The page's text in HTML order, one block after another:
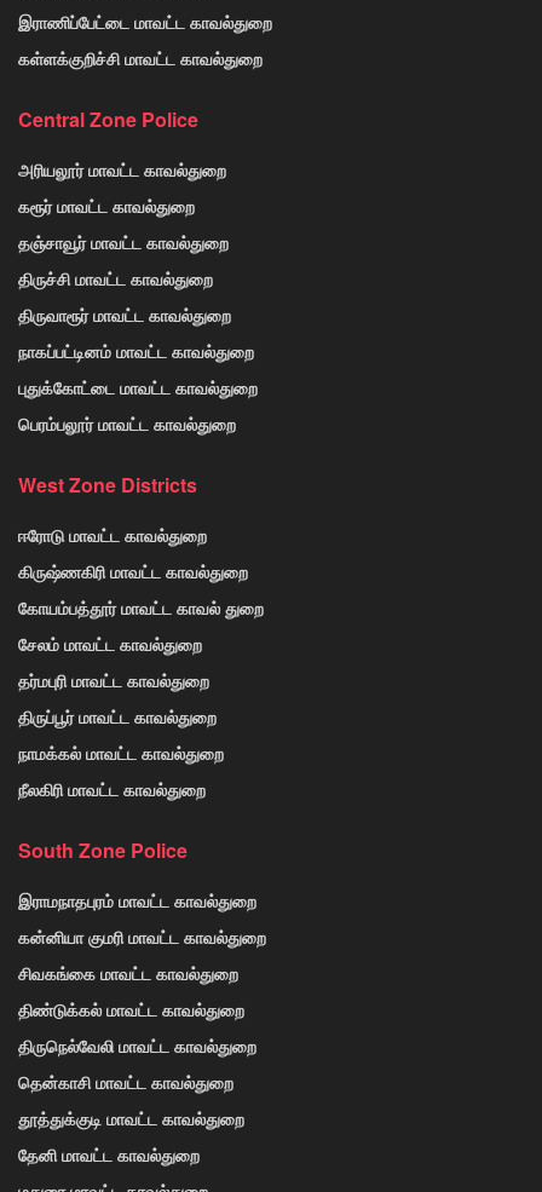
இராணிப்பேட்டை மாவட்ட காவல்துறை
கள்ளக்குறிச்சி மாவட்ட காவல்துறை
Central Zone Police
அரியலூர் மாவட்ட காவல்துறை
கரூர் மாவட்ட காவல்துறை
தஞ்சாவூர் மாவட்ட காவல்துறை
திருச்சி மாவட்ட காவல்துறை
திருவாரூர் மாவட்ட காவல்துறை
நாகப்பட்டினம் மாவட்ட காவல்துறை
புதுக்கோட்டை மாவட்ட காவல்துறை
பெரம்பலூர் மாவட்ட காவல்துறை
West Zone Districts
ஈரோடு மாவட்ட காவல்துறை
கிருஷ்ணகிரி மாவட்ட காவல்துறை
கோயம்பத்தூர் மாவட்ட காவல் துறை
சேலம் மாவட்ட காவல்துறை
தர்மபுரி மாவட்ட காவல்துறை
திருப்பூர் மாவட்ட காவல்துறை
நாமக்கல் மாவட்ட காவல்துறை
நீலகிரி மாவட்ட காவல்துறை
South Zone Police
இராமநாதபுரம் மாவட்ட காவல்துறை
கன்னியா குமரி மாவட்ட காவல்துறை
சிவகங்கை மாவட்ட காவல்துறை
திண்டுக்கல் மாவட்ட காவல்துறை
திருநெல்வேலி மாவட்ட காவல்துறை
தென்காசி மாவட்ட காவல்துறை
தூத்துக்குடி மாவட்ட காவல்துறை
தேனி மாவட்ட காவல்துறை